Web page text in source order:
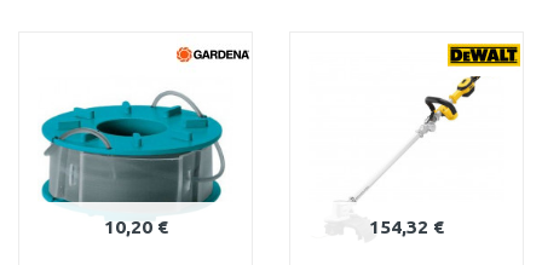
Au comparatif
10,20 € 154,32 €